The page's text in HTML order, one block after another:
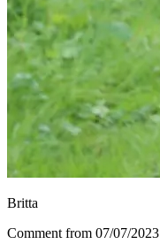
Britta
Comment from 07/07/2023